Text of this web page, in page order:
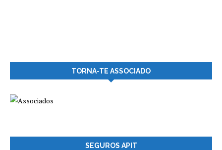
TORNA-TE ASSOCIADO
SEGUROS APIT